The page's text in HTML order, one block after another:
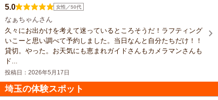
5.0 女性／50代
なぁちゃんさん
久々にお出かけを考えて迷っているところそうだ！ラフティング
いこーと思い調べて予約しました。当日なんと自分たちだけ！！
貸切。やった。お天気にも恵まれガイドさんもカメラマンさんも
ド...
投稿日：2026年5月17日
埼玉の体験スポット